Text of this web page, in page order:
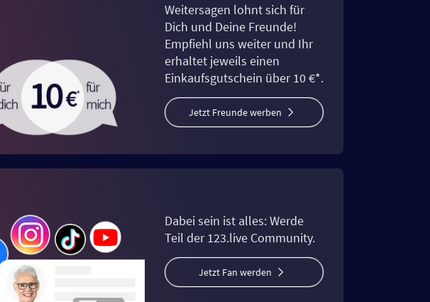
Weitersagen lohnt sich für
Dich und Deine Freunde!
Empfiehl uns weiter und Ihr
erhaltet jeweils einen
Einkaufsgutschein über 10 €*.
Jetzt Freunde werben
Dabei sein ist alles: Werde
Teil der 123.live Community.
Jetzt Fan werden